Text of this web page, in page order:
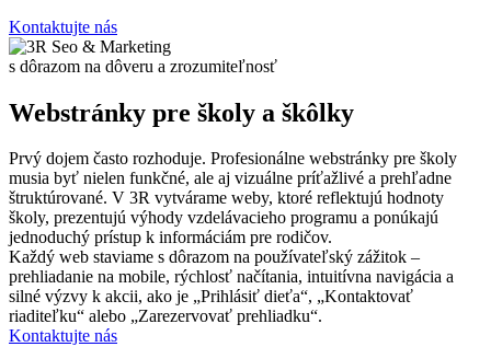
Kontaktujte nás
s dôrazom na dôveru a zrozumiteľnosť
Webstránky pre školy a škôlky
Prvý dojem často rozhoduje. Profesionálne webstránky pre školy
musia byť nielen funkčné, ale aj vizuálne príťažlivé a prehľadne
štruktúrované. V 3R vytvárame weby, ktoré reflektujú hodnoty
školy, prezentujú výhody vzdelávacieho programu a ponúkajú
jednoduchý prístup k informáciám pre rodičov.
Každý web staviame s dôrazom na používateľský zážitok –
prehliadanie na mobile, rýchlosť načítania, intuitívna navigácia a
silné výzvy k akcii, ako je „Prihlásiť dieťa“, „Kontaktovať
riaditeľku“ alebo „Zarezervovať prehliadku“.
Kontaktujte nás